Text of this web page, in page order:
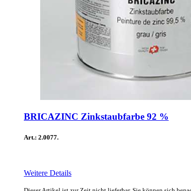
BRICAZINC Zinkstaubfarbe 92 %
Art.: 2.0077.
Weitere Details